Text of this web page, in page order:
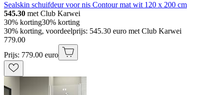
Sealskin schuifdeur voor nis Contour mat wit 120 x 200 cm
545.30 met Club Karwei
30% korting30% korting
30% korting, voordeelprijs: 545.30 euro met Club Karwei
779.00
Prijs: 779.00 euro